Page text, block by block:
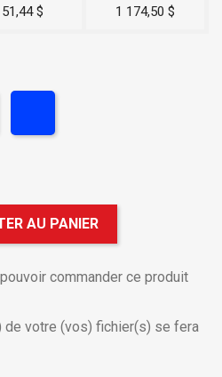
51,44 $ 1 174,50 $
AU PANIER
commander ce produit
de votre (vos) fichier(s) se fera